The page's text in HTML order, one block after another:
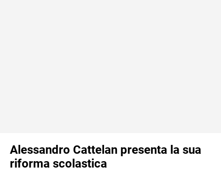
Alessandro Cattelan presenta la sua
riforma scolastica